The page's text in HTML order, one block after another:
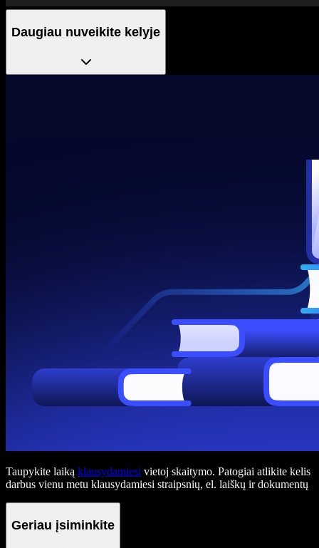
Daugiau nuveikite kelyje
Taupykite laiką klausydamiesi vietoj skaitymo. Patogiai atlikite kelis
darbus vienu metu klausydamiesi straipsnių, el. laiškų ir dokumentų
Geriau įsiminkite